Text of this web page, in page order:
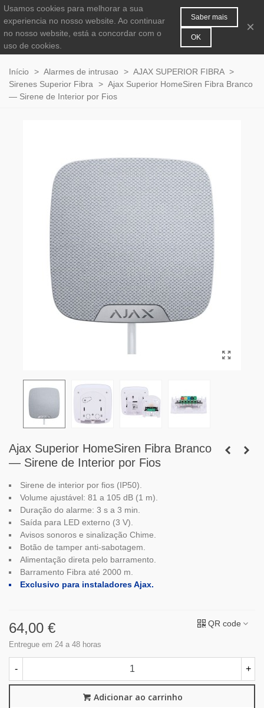
0
Início > Alarmes de intrusao > AJAX SUPERIOR FIBRA >
Sirenes Superior Fibra
> Ajax Superior HomeSiren Fibra Branco
— Sirene de Interior por Fios
Ajax Superior HomeSiren Fibra Branco
— Sirene de Interior por Fios
Sirene de interior por fios (IP50).
Volume ajustável: 81 a 105 dB (1 m).
Duração do alarme: 3 s a 3 min.
Saída para LED externo (3 V).
Avisos sonoros e sinalização Chime.
Botão de tamper anti-sabotagem.
Alimentação direta pelo barramento.
Barramento Fibra até 2000 m.
Exclusivo para instaladores Ajax.
64,00 €
Entregue em 24 a 48 horas
QR code
- +
Adicionar ao carrinho
Usamos cookies para melhorar a sua
experiencia no nosso website. Ao continuar
no nosso website, está a concordar com o
uso de cookies.
Saber mais
OK
×